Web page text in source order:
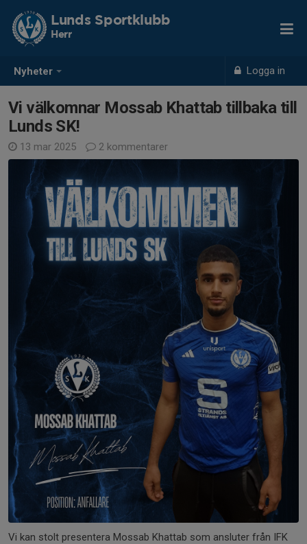
Nyheter Logga in
Lunds Sportklubb
Herr
Vi välkomnar Mossab Khattab tillbaka till
Lunds SK!
13 mar 2025 2 kommentarer
Vi kan stolt presentera Mossab Khattab som ansluter från IFK